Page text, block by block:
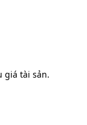
giá tài sản.